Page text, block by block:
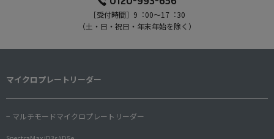
［受付時間］9︓00〜17︓30
（⼟・⽇・祝⽇・年末年始を除く）
マイクロプレートリーダー
− マルチモードマイクロプレートリーダー